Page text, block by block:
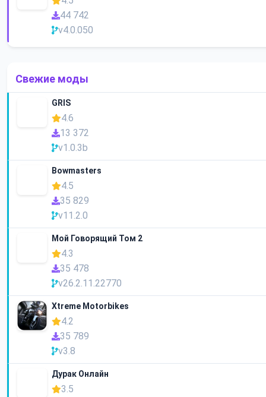
44 742
v4.0.050
Свежие моды
GRIS
4.6
13 372
v1.0.3b
Bowmasters
4.5
35 829
v11.2.0
Мой Говорящий Том 2
4.3
35 478
v26.2.11.22770
Xtreme Motorbikes
4.2
35 789
v3.8
Дурак Онлайн
3.5